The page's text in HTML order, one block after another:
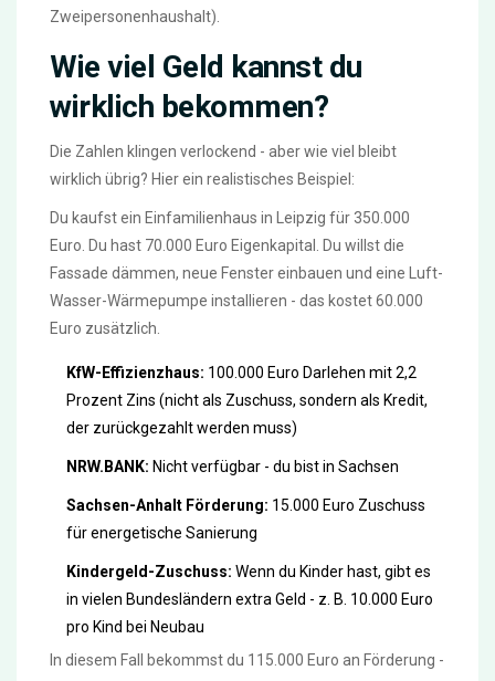
Zweipersonenhaushalt).
Wie viel Geld kannst du
wirklich bekommen?
Die Zahlen klingen verlockend - aber wie viel bleibt
wirklich übrig? Hier ein realistisches Beispiel:
Du kaufst ein Einfamilienhaus in Leipzig für 350.000
Euro. Du hast 70.000 Euro Eigenkapital. Du willst die
Fassade dämmen, neue Fenster einbauen und eine Luft-
Wasser-Wärmepumpe installieren - das kostet 60.000
Euro zusätzlich.
KfW-Effizienzhaus: 100.000 Euro Darlehen mit 2,2
Prozent Zins (nicht als Zuschuss, sondern als Kredit,
der zurückgezahlt werden muss)
NRW.BANK: Nicht verfügbar - du bist in Sachsen
Sachsen-Anhalt Förderung: 15.000 Euro Zuschuss
für energetische Sanierung
Kindergeld-Zuschuss: Wenn du Kinder hast, gibt es
in vielen Bundesländern extra Geld - z. B. 10.000 Euro
pro Kind bei Neubau
In diesem Fall bekommst du 115.000 Euro an Förderung -